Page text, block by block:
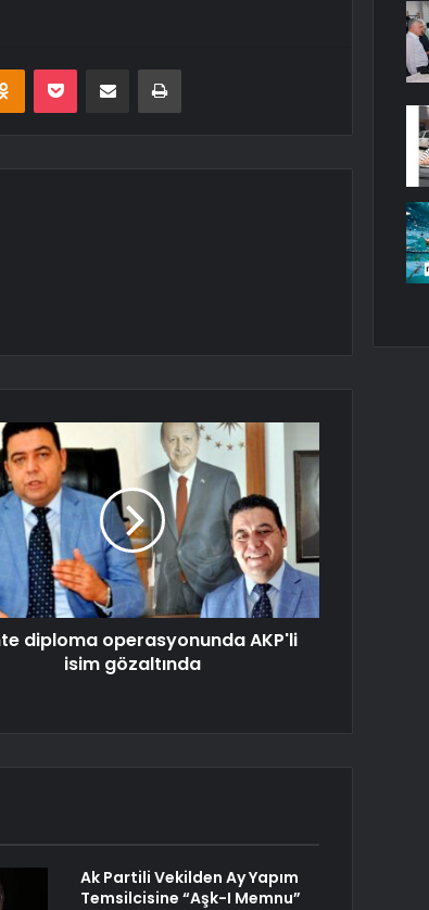
Odnoklassniki
Pocket E-Posta ile paylaş Yazdır
diploma operasyonunda AKP'li
isim gözaltında
Ak Partili Vekilden Ay Yapım
Temsilcisine “Aşk-I Memnu”